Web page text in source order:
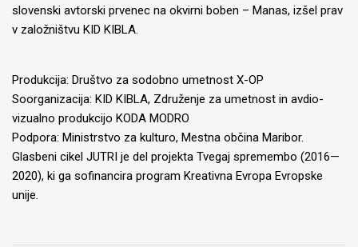
slovenski avtorski prvenec na okvirni boben – Manas, izšel prav
v založništvu KID KIBLA.
Produkcija: Društvo za sodobno umetnost X-OP
Soorganizacija: KID KIBLA, Združenje za umetnost in avdio-
vizualno produkcijo KODA MODRO
Podpora: Ministrstvo za kulturo, Mestna občina Maribor.
Glasbeni cikel JUTRI je del projekta Tvegaj spremembo (2016—
2020), ki ga sofinancira program Kreativna Evropa Evropske
unije.